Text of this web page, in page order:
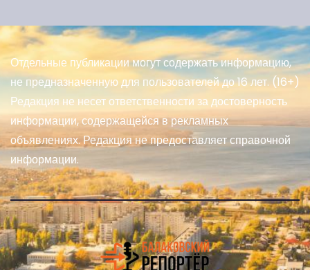
Отдельные публикации могут содержать информацию,
не предназначенную для пользователей до 16 лет. (16+)
Редакция не несет ответственности за достоверность
информации, содержащейся в рекламных
объявлениях. Редакция не предоставляет справочной
информации.